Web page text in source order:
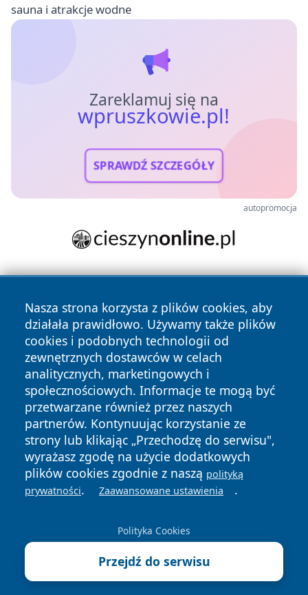
sauna i atrakcje wodne
Zareklamuj się na
wpruszkowie.pl!
SPRAWDŹ SZCZEGÓŁY
autopromocja
Nasza strona korzysta z plików cookies, aby
działała prawidłowo. Używamy także plików
cookies i podobnych technologii od
zewnętrznych dostawców w celach
analitycznych, marketingowych i
społecznościowych. Informacje te mogą być
przetwarzane również przez naszych
partnerów. Kontynuując korzystanie ze
strony lub klikając „Przechodzę do serwisu",
wyrażasz zgodę na użycie dodatkowych
plików cookies zgodnie z naszą polityką
prywatności. Zaawansowane ustawienia .
Polityka Cookies
Przejdź do serwisu
Copyright © 2026 wpruszkowie.pl Wszystkie prawa
zastrzeżone.
News Autorzy
Polityka
Prywatności
Polityka
Cookies